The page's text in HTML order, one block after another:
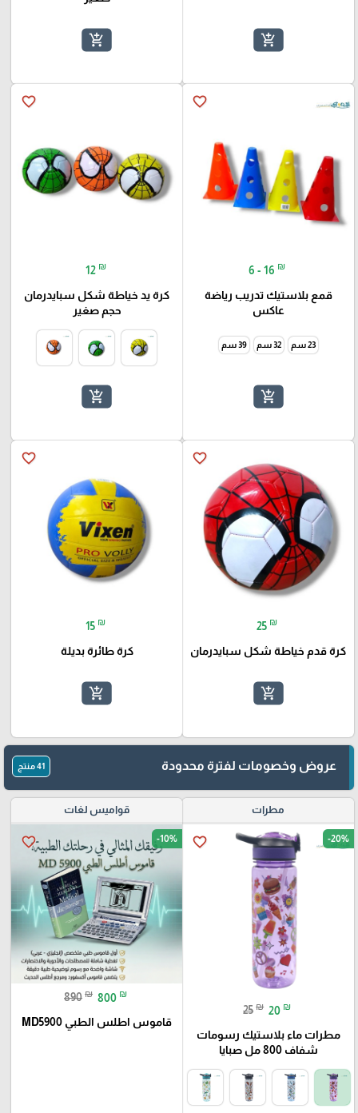
add_shopping_cart
add_shopping_cart
favorite_border
6 - 16 ₪
قمع بلاستيك تدريب رياضة
عاكس
23 سم 32 سم 39 سم
add_shopping_cart
favorite_border
12 ₪
كرة يد خياطة شكل سبايدرمان
حجم صغير
add_shopping_cart
favorite_border
25 ₪
كرة قدم خياطة شكل سبايدرمان
add_shopping_cart
favorite_border
15 ₪
كرة طائرة بديلة
add_shopping_cart
عروض وخصومات لفترة محدودة 41 منتج
مطرات
favorite_border -20%
25 ₪ 20 ₪
مطرات ماء بلاستيك رسومات
شفاف 800 مل صبايا
قواميس لغات
favorite_border -10%
890 ₪ 800 ₪
قاموس اطلس الطبي MD5900